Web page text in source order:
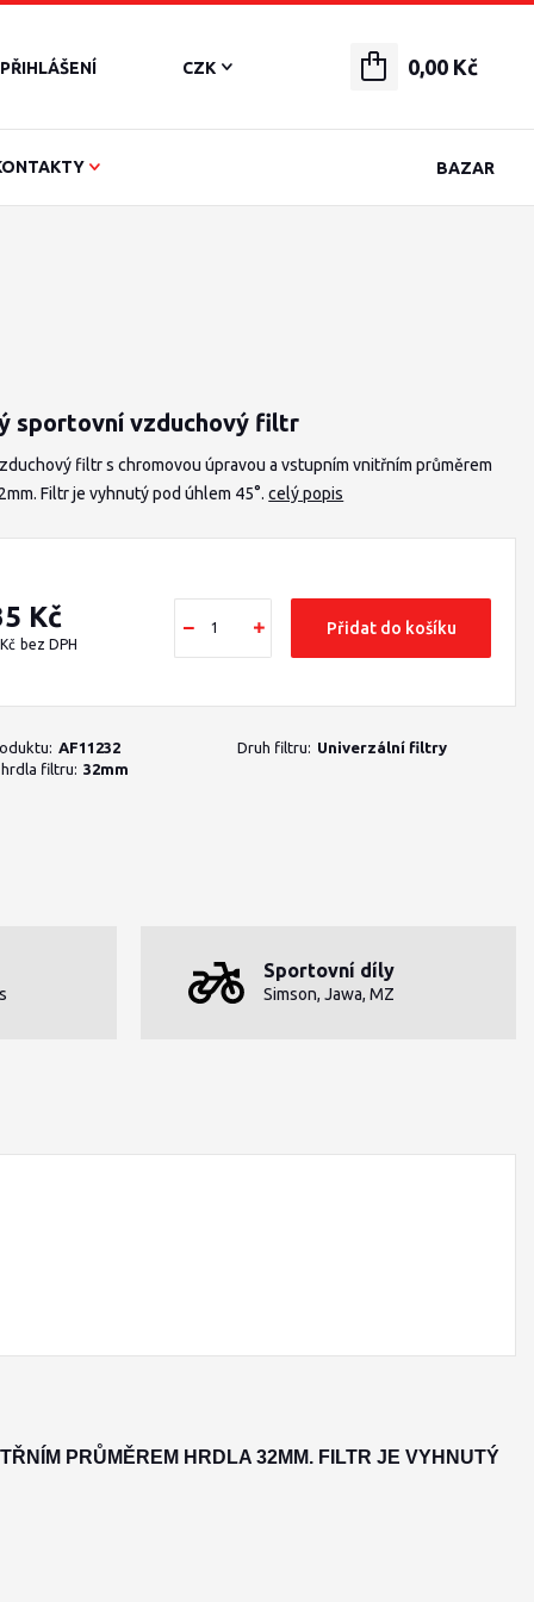
BAZAR
CZK
PŘIHLÁŠENÍ 0,00 Kč
sportovní vzduchový filtr
filtr s chromovou úpravou a vstupním vnitřním průměrem
Filtr je vyhnutý pod úhlem 45°.celý popis
Kč
bez DPH
Přidat do košíku
AF11232 Druh filtru: Univerzální filtry
filtru: 32mm
Sportovní díly
Simson, Jawa, MZ
PRŮMĚREM HRDLA 32MM. FILTR JE VYHNUTÝ